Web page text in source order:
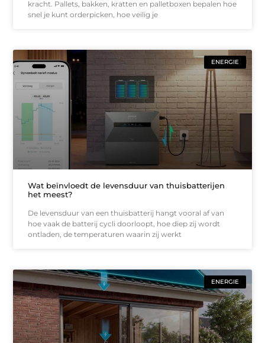
kracht. Pallets, bakken, kratten en palletboxen bepalen hoe
snel je kunt orderpicken, hoe veilig je
ENERGIE
Wat beïnvloedt de levensduur van thuisbatterijen
het meest?
De levensduur van een thuisbatterij hangt vooral af van
hoe vaak de batterij cycli doorloopt, hoe diep zij wordt
ontladen, de temperaturen waarin zij werkt
ENERGIE